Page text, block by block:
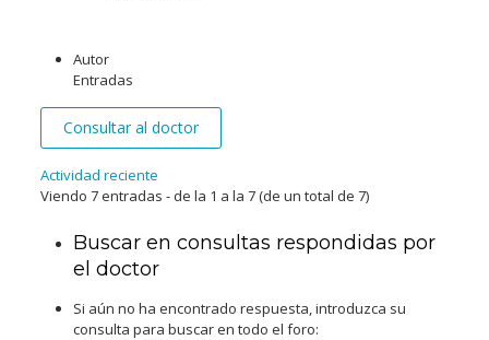
Autor
Entradas
Consultar al doctor
Actividad reciente
Viendo 7 entradas - de la 1 a la 7 (de un total de 7)
Buscar en consultas respondidas por
el doctor
Si aún no ha encontrado respuesta, introduzca su
consulta para buscar en todo el foro: